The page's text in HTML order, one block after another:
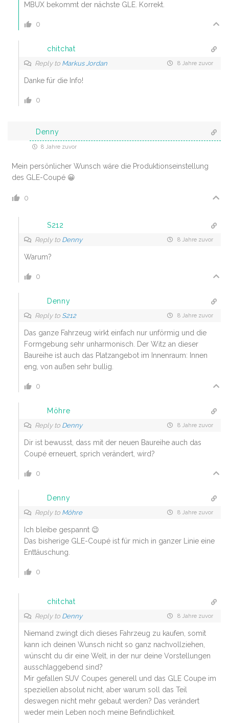
MBUX bekommt der nächste GLE. Korrekt.
0
chitchat
Reply to Markus Jordan 8 Jahre zuvor
Danke für die Info!
0
Denny
8 Jahre zuvor
Mein persönlicher Wunsch wäre die Produktionseinstellung
des GLE-Coupé 😀
0
S212
Reply to Denny 8 Jahre zuvor
Warum?
0
Denny
Reply to S212 8 Jahre zuvor
Das ganze Fahrzeug wirkt einfach nur unförmig und die
Formgebung sehr unharmonisch. Der Witz an dieser
Baureihe ist auch das Platzangebot im Innenraum: Innen
eng, von außen sehr bullig.
0
Möhre
Reply to Denny 8 Jahre zuvor
Dir ist bewusst, dass mit der neuen Baureihe auch das
Coupé erneuert, sprich verändert, wird?
0
Denny
Reply to Möhre 8 Jahre zuvor
Ich bleibe gespannt 😉
Das bisherige GLE-Coupé ist für mich in ganzer Linie eine
Enttäuschung.
0
chitchat
Reply to Denny 8 Jahre zuvor
Niemand zwingt dich dieses Fahrzeug zu kaufen, somit
kann ich deinen Wunsch nicht so ganz nachvollziehen,
wünscht du dir eine Welt, in der nur deine Vorstellungen
ausschlaggebend sind?
Mir gefallen SUV Coupes generell und das GLE Coupe im
speziellen absolut nicht, aber warum soll das Teil
deswegen nicht mehr gebaut werden? Das verändert
weder mein Leben noch meine Befindlichkeit.